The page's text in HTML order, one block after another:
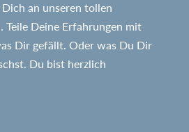
an unseren tollen
Deine Erfahrungen mit
Dir gefällt. Oder was Du Dir
Du bist herzlich